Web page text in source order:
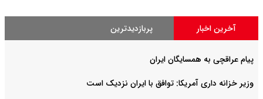
آخرین اخبار پربازدیدترین
پیام عراقچی به همسایگان ایران
وزیر خزانه داری آمریکا: توافق با ایران نزدیک است